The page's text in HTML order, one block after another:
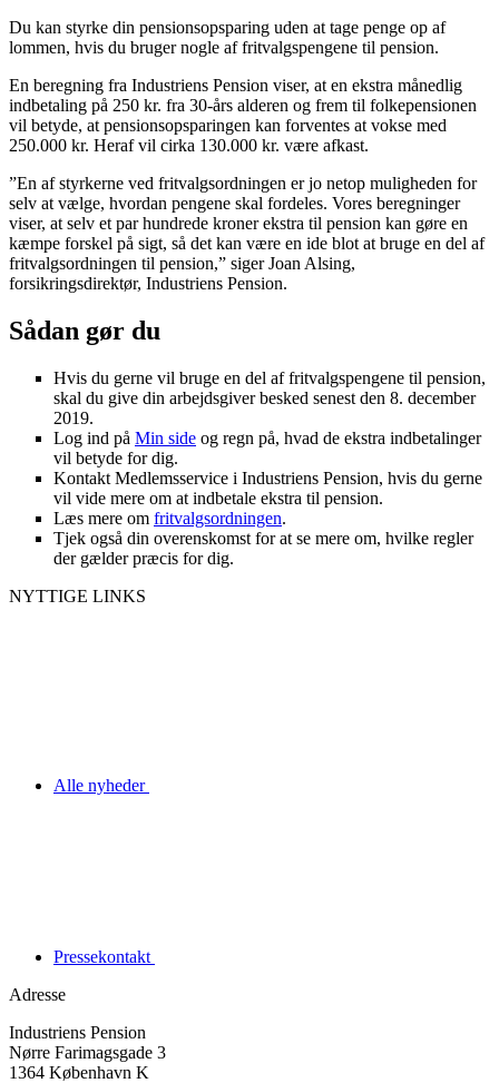
Du kan styrke din pensionsopsparing uden at tage penge op af
lommen, hvis du bruger nogle af fritvalgspengene til pension.
En beregning fra Industriens Pension viser, at en ekstra månedlig
indbetaling på 250 kr. fra 30-års alderen og frem til folkepensionen
vil betyde, at pensionsopsparingen kan forventes at vokse med
250.000 kr. Heraf vil cirka 130.000 kr. være afkast.
”En af styrkerne ved fritvalgsordningen er jo netop muligheden for
selv at vælge, hvordan pengene skal fordeles. Vores beregninger
viser, at selv et par hundrede kroner ekstra til pension kan gøre en
kæmpe forskel på sigt, så det kan være en ide blot at bruge en del af
fritvalgsordningen til pension,” siger Joan Alsing,
forsikringsdirektør, Industriens Pension.
Sådan gør du
Hvis du gerne vil bruge en del af fritvalgspengene til pension,
skal du give din arbejdsgiver besked senest den 8. december
2019.
Log ind på Min side og regn på, hvad de ekstra indbetalinger
vil betyde for dig.
Kontakt Medlemsservice i Industriens Pension, hvis du gerne
vil vide mere om at indbetale ekstra til pension.
Læs mere om fritvalgsordningen.
Tjek også din overenskomst for at se mere om, hvilke regler
der gælder præcis for dig.
NYTTIGE LINKS
Alle nyheder
Pressekontakt
Adresse
Industriens Pension
Nørre Farimagsgade 3
1364 København K